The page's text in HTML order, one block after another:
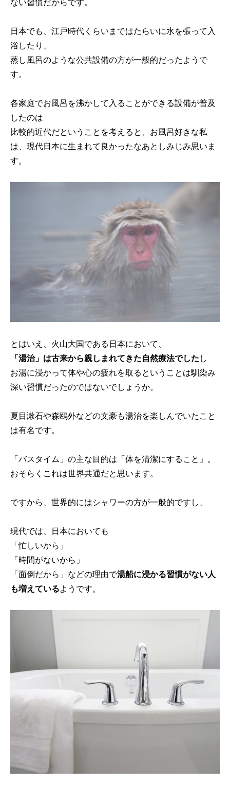
日本でも、江戸時代くらいまではたらいに水を張って入
浴したり、
蒸し風呂のような公共設備の方が一般的だったようで
す。
各家庭でお風呂を沸かして入ることができる設備が普及
したのは
比較的近代だということを考えると、お風呂好きな私
は、現代日本に生まれて良かったなあとしみじみ思いま
す。
とはいえ、火山大国である日本において、
「湯治」は古来から親しまれてきた自然療法でした し
お湯に浸かって体や心の疲れを取るということは馴染み
深い習慣だったのではないでしょうか。
夏目漱石や森鴎外などの文豪も湯治を楽しんでいたこと
は有名です。
「バスタイム」の主な目的は「体を清潔にすること」。
おそらくこれは世界共通だと思います。
ですから、世界的にはシャワーの方が一般的ですし、
現代では、日本においても
「忙しいから」
「時間がないから」
「面倒だから」などの理由で湯船に浸かる習慣がない人
も増えているようです。